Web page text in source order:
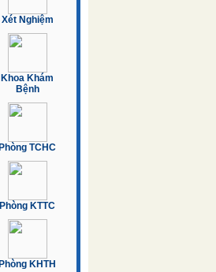
Xét Nghiệm
Khoa Khám
Bệnh
Phòng TCHC
Phòng KTTC
Phòng KHTH